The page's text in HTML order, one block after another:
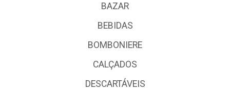
BAZAR
BEBIDAS
BOMBONIERE
CALÇADOS
DESCARTÁVEIS